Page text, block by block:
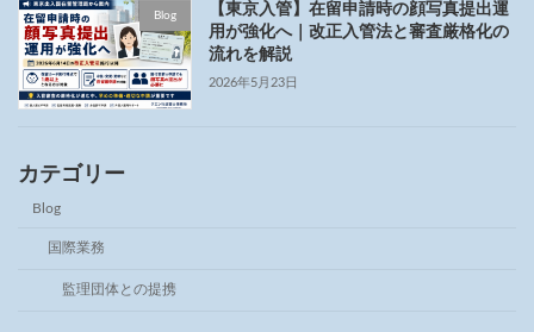
Blog
【東京入管】在留申請時の顔写真提出運
用が強化へ｜改正入管法と審査厳格化の
流れを解説
2026年5月23日
カテゴリー
Blog
国際業務
監理団体との提携